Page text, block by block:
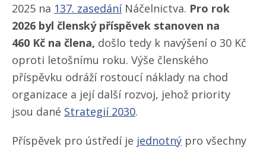
2025 na 137. zasedáníNáčelnictva. Pro rok
2026 byl členský příspěvek stanoven na
460 Kč na člena, došlo tedy k navýšení o 30 Kč
oproti letošnímu roku. Výše členského
příspěvku odráží rostoucí náklady na chod
organizace a její další rozvoj, jehož priority
jsou dané Strategií 2030.
Příspěvek pro ústředí je jednotný pro všechny